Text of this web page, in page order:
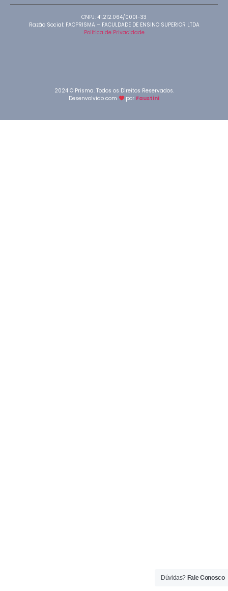
CNPJ: 41.212.064/0001-33
Razão Social: FACPRISMA – FACULDADE DE ENSINO SUPERIOR LTDA
Política de Privacidade
2024 © Prisma. Todos os Direitos Reservados.
Desenvolvido com
por Faustini
Dúvidas? Fale Conosco